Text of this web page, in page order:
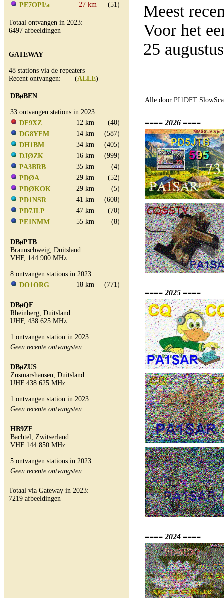
PE7OPI/a
27 km (51)
Totaal ontvangen in 2023:
6497 afbeeldingen
GATEWAY
48 stations via de repeaters
Recent ontvangen: (ALLE)
DBøBEN
33 ontvangen stations in 2023:
DF9XZ
12 km
(40)
DG8YFM
14 km
(587)
DH1BM
34 km
(405)
DJØZK
16 km
(999)
PA3BRB
35 km
(4)
PDØA
29 km
(52)
PDØKOK
29 km
(5)
PD1NSR
41 km
(608)
PD7JLP
47 km
(70)
PE1NMM
55 km (8)
DBøPTB
Braunschweig, Duitsland
VHF, 144.900 MHz
8 ontvangen stations in 2023:
DO1ORG
18 km (771)
DBøQF
Rheinberg, Duitsland
UHF, 438.625 MHz
1 ontvangen station in 2023:
Geen recente ontvangsten
DBøZUS
Zusmarshausen, Duitsland
UHF 438.625 MHz
1 ontvangen station in 2023:
Geen recente ontvangsten
HB9ZF
Bachtel, Zwitserland
VHF 144.850 MHz
5 ontvangen stations in 2023:
Geen recente ontvangsten
Totaal via Gateway in 2023:
7219 afbeeldingen
Meest
Voor het
25
Alle door PI1DFT
==== 2026 ====
==== 2025 ====
==== 2024 ====